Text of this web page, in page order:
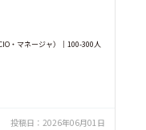
・マネージャ）｜100-300人
投稿日： 2026年06月01日